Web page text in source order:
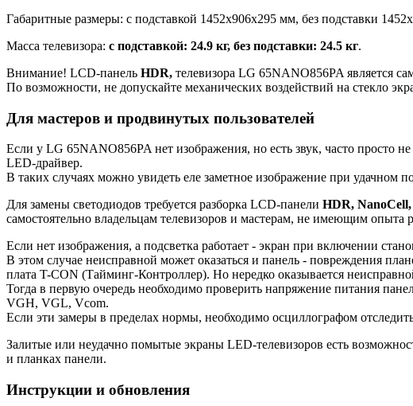
Габаритные размеры: с подставкой 1452x906x295 мм, без подставки
Масса телевизора: с подставкой: 24.9 кг, без подставки: 24.5 кг.
Внимание! LCD-панель HDR, телевизора LG 65NANO856PA является
По возможности, не допускайте механических воздействий на стекло
Для мастеров и продвинутых пользователей
Если у LG 65NANO856PA нет изображения, но есть звук, часто просто
LED-драйвер.
В таких случаях можно увидеть еле заметное изображение при удачном
Для замены светодиодов требуется разборка LCD-панели HDR,
самостоятельно владельцам телевизоров и мастерам, не имеющим опыта
Если нет изображения, а подсветка работает - экран при включении
В этом случае неисправной может оказаться и панель - повреждения
плата T-CON (Тайминг-Контроллер). Но нередко оказывается
Тогда в первую очередь необходимо проверить напряжение питания
VGH, VGL, Vcom.
Если эти замеры в пределах нормы, необходимо осциллографом
Залитые или неудачно помытые экраны LED-телевизоров есть
и планках панели.
Инструкции и обновления